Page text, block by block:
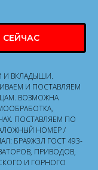
СЕЙЧАС
И ВКЛАДЫШИ.
И ПОСТАВЛЯЕМ
ВОЗМОЖНА
ПОСТАВЛЯЕМ ПО
НОМЕР /
БРА9Ж3Л ГОСТ 493-
ПРИВОДОВ,
И ГОРНОГО